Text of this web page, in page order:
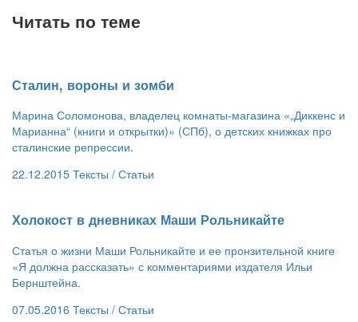
Читать по теме
​Сталин, вороны и зомби
Марина Соломонова, владелец комнаты-магазина «„Диккенс и
Марианна“ (книги и открытки)» (СПб), о детских книжках про
сталинские репрессии.
22.12.2015 Тексты / Статьи
​Холокост в дневниках Маши Рольникайте
Статья о жизни Маши Рольникайте и ее пронзительной книге
«Я должна рассказать» с комментариями издателя Ильи
Бернштейна.
07.05.2016 Тексты / Статьи